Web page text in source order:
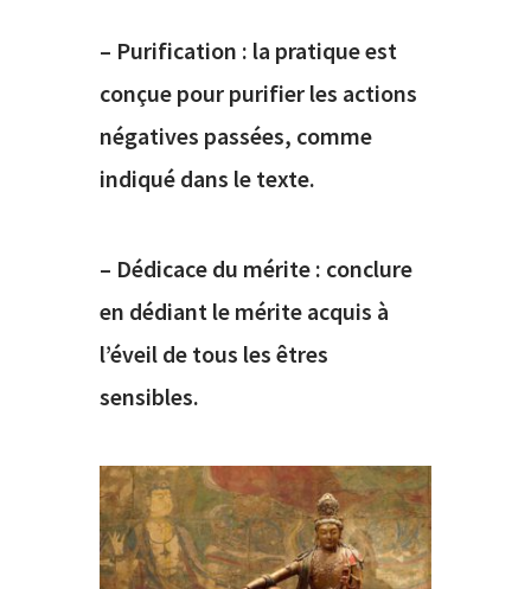
– Purification : la pratique est
conçue pour purifier les actions
négatives passées, comme
indiqué dans le texte.
– Dédicace du mérite : conclure
en dédiant le mérite acquis à
l’éveil de tous les êtres
sensibles.